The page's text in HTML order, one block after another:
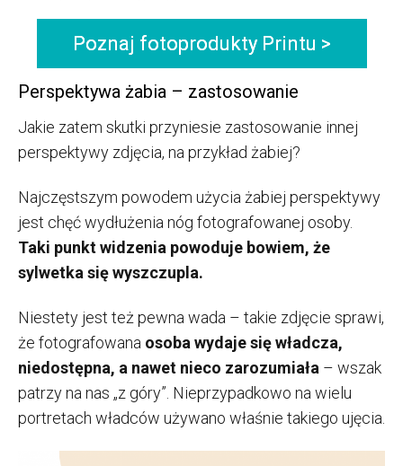
Poznaj fotoprodukty Printu >
Perspektywa żabia – zastosowanie
Jakie zatem skutki przyniesie zastosowanie innej
perspektywy zdjęcia, na przykład żabiej?
Najczęstszym powodem użycia żabiej perspektywy
jest chęć wydłużenia nóg fotografowanej osoby.
Taki punkt widzenia powoduje bowiem, że
sylwetka się wyszczupla.
Niestety jest też pewna wada – takie zdjęcie sprawi,
że fotografowana osoba wydaje się władcza,
niedostępna, a nawet nieco zarozumiała – wszak
patrzy na nas „z góry”. Nieprzypadkowo na wielu
portretach władców używano właśnie takiego ujęcia.